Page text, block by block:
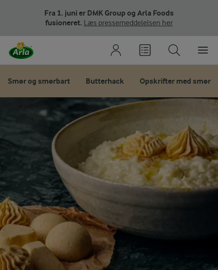
Fra 1. juni er DMK Group og Arla Foods
fusioneret. Læs pressemeddelelsen her
Smør og smørbart Butterhack Opskrifter med smør